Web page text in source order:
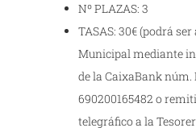
Nº PLAZAS: 3
TASAS: 30€ (podrá
Municipal mediante
de la CaixaBank núm.
690200165482 o
telegráfico a la